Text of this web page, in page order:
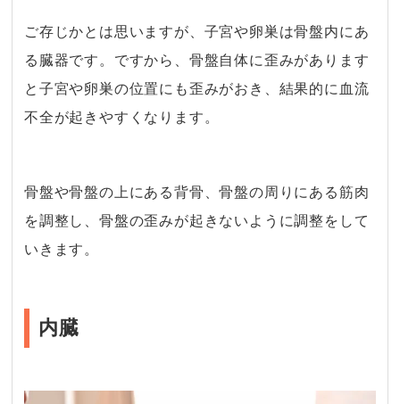
ご存じかとは思いますが、子宮や卵巣は骨盤内にあ
る臓器です。ですから、骨盤自体に歪みがあります
と子宮や卵巣の位置にも歪みがおき、結果的に血流
不全が起きやすくなります。
骨盤や骨盤の上にある背骨、骨盤の周りにある筋肉
を調整し、骨盤の歪みが起きないように調整をして
いきます。
内臓